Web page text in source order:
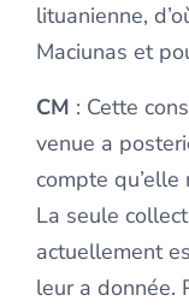
lituanienne,
Maciunas et
CM : Cette
venue a
compte qu’elle
La seule
actuellement
leur a donnée.